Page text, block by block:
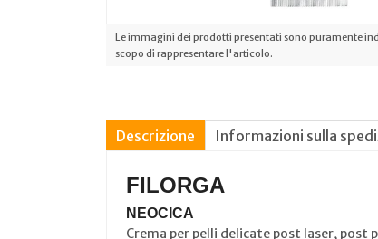
Le immagini dei prodotti presentati sono puramente
scopo di rappresentare l'articolo.
Descrizione Informazioni sulla
FILORGA
NEOCICA
Crema per pelli delicate post laser, post